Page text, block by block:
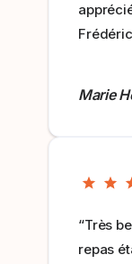
Marie
“Très
repas